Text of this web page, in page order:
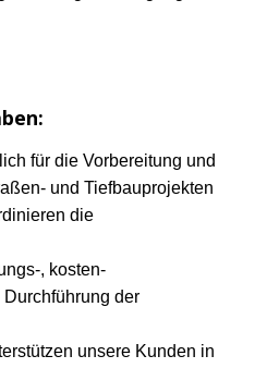
für die Vorbereitung und
und Tiefbauprojekten
die
, kosten-
der
unsere Kunden in